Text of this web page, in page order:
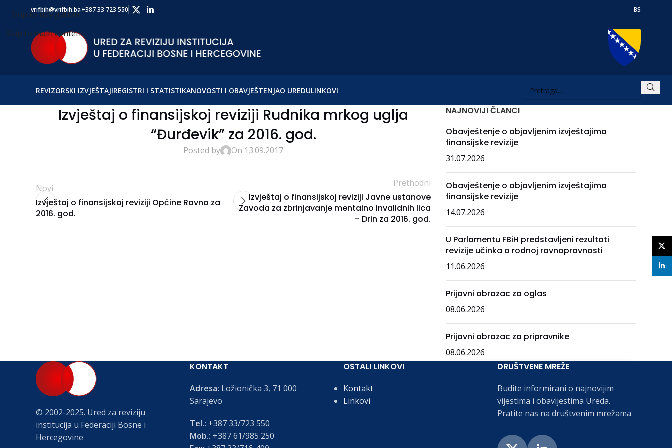
Skip to navigation
Skip to main content
vrifbih@vrifbih.ba+387 33 723 550 BS
REVIZORSKI IZVJEŠTAJIREGISTRI I STATISTIKANOVOSTI I OBAVJEŠTENJAO UREDULINKOVI
Izvještaj o finansijskoj reviziji Rudnika mrkog uglja
“Đurđevik” za 2016. god.
Posted by On 13.09.2017
Novi
Izvještaj o finansijskoj reviziji Općine Ravno za
2016. god.
Prethodni
Izvještaj o finansijskoj reviziji Javne ustanove
Zavoda za zbrinjavanje mentalno invalidnih lica
– Drin za 2016. god.
NAJNOVIJI ČLANCI
Obavještenje o objavljenim izvještajima
finansijske revizije
31.07.2026
Obavještenje o objavljenim izvještajima
finansijske revizije
14.07.2026
U Parlamentu FBiH predstavljeni rezultati
revizije učinka o rodnoj ravnopravnosti
11.06.2026
Prijavni obrazac za oglas
08.06.2026
Prijavni obrazac za pripravnike
08.06.2026
© 2002-2025. Ured za reviziju
institucija u Federaciji Bosne i
Hercegovine
KONTAKT
Adresa: Ložionička 3, 71 000
Sarajevo
Tel.: +387 33/723 550
Mob.: +387 61/985 250
OSTALI LINKOVI
Kontakt
Linkovi
DRUŠTVENE MREŽE
Budite informirani o najnovijim
vijestima i obavijestima Ureda.
Pratite nas na društvenim mrežama